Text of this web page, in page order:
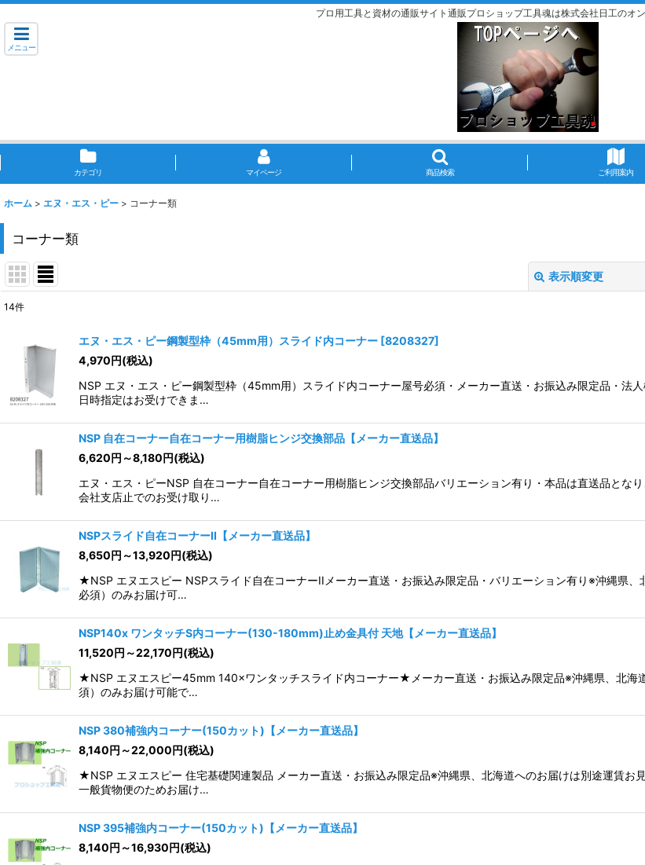
プロ用工具と資材の通販サイト通販プロショップ工具魂は株式会社日工のオ
メニュー
カテゴリ マイページ 商品検索 ご利用案内
ホーム > エヌ・エス・ピー > コーナー類
コーナー類
表示順変更
並び順
14件
エヌ・エス・ピー鋼製型枠（45mm用）スライド内コーナー [8208327]
4,970円(税込)
NSP エヌ・エス・ピー鋼製型枠（45mm用）スライド内コーナー屋号必須・メーカー直送・お振込み限定品・法
日時指定はお受けできま…
NSP 自在コーナー自在コーナー用樹脂ヒンジ交換部品【メーカー直送品】
6,620円 ～8,180円(税込)
エヌ・エス・ピーNSP 自在コーナー自在コーナー用樹脂ヒンジ交換部品バリエーション有り・本品は直送品とな
会社支店止でのお受け取り…
NSPスライド自在コーナーII【メーカー直送品】
8,650円 ～13,920円(税込)
★NSP エヌエスピー NSPスライド自在コーナーIIメーカー直送・お振込み限定品・バリエーション有り※沖縄県
必須）のみお届け可…
NSP140x ワンタッチS内コーナー(130-180mm)止め金具付 天地【メーカー直送品】
11,520円 ～22,170円(税込)
★NSP エヌエスピー45mm 140×ワンタッチスライド内コーナー★メーカー直送・お振込み限定品※沖縄県、北海
須）のみお届け可能で…
NSP 380補強内コーナー(150カット)【メーカー直送品】
8,140円 ～22,000円(税込)
★NSP エヌエスピー 住宅基礎関連製品 メーカー直送・お振込み限定品※沖縄県、北海道へのお届けは別途運賃お
一般貨物便のためお届け…
NSP 395補強内コーナー(150カット)【メーカー直送品】
8,140円 ～16,930円(税込)